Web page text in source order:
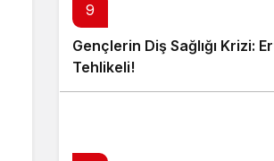
9
Gençlerin Diş Sağlığı Krizi:
Tehlikeli!